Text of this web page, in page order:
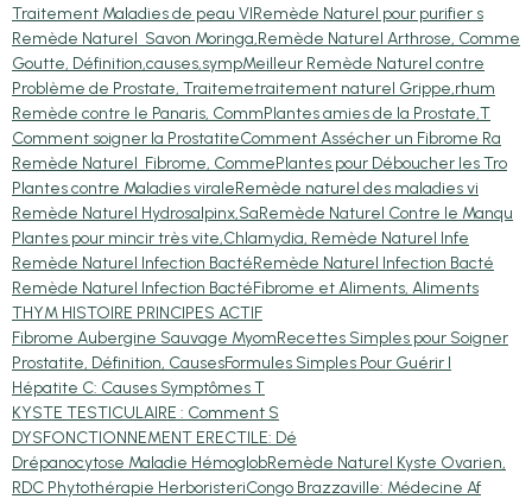
Traitement Maladies de peau VIRemède Naturel pour purifier s
Remède Naturel Savon Moringa,Remède Naturel Arthrose, Comme
Goutte, Définition,causes,sympMeilleur Remède Naturel contre
Problème de Prostate, Traitemetraitement naturel Grippe,rhum
Remède contre le Panaris, CommPlantes amies de la Prostate,T
Comment soigner la ProstatiteComment Assécher un Fibrome Ra
Remède Naturel Fibrome, CommePlantes pour Déboucher les Tro
Plantes contre Maladies viraleRemède naturel des maladies vi
Remède Naturel Hydrosalpinx,SaRemède Naturel Contre le Manqu
Plantes pour mincir très vite,Chlamydia, Remède Naturel Infe
Remède Naturel Infection BactéRemède Naturel Infection Bacté
Remède Naturel Infection BactéFibrome et Aliments, Aliments
THYM HISTOIRE PRINCIPES ACTIF
Fibrome Aubergine Sauvage MyomRecettes Simples pour Soigner
Prostatite, Définition, CausesFormules Simples Pour Guérir l
Hépatite C: Causes Symptômes T
KYSTE TESTICULAIRE : Comment S
DYSFONCTIONNEMENT ERECTILE: Dé
Drépanocytose Maladie HémoglobRemède Naturel Kyste Ovarien,
RDC Phytothérapie HerboristeriCongo Brazzaville: Médecine Af